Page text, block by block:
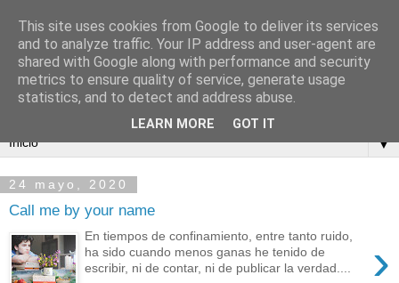
▼
24 mayo, 2020
Call me by your name
›
En tiempos de confinamiento, entre tanto ruido,
ha sido cuando menos ganas he tenido de
escribir, ni de contar, ni de publicar la verdad....
This site uses cookies from Google to deliver its services
and to analyze traffic. Your IP address and user-agent are
shared with Google along with performance and security
metrics to ensure quality of service, generate usage
statistics, and to detect and address abuse.
LEARN MORE GOT IT